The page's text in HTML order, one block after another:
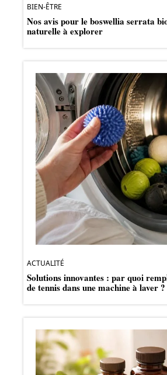
BIEN-ÊTRE
Nos avis pour le boswellia serrata
naturelle à explorer
ACTUALITÉ
Solutions innovantes : par quoi
de tennis dans une machine à laver ?